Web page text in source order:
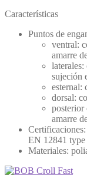
Características
Puntos de
ventral:
amarre
sujeción
esternal:
dorsal:
posterior
amarre
EN 12841
Materiales: